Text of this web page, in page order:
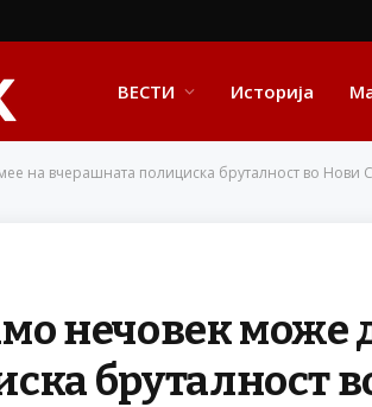
ВЕСТИ Историја
на вчерашната полициска бруталност во Нови
нечовек може
бруталност